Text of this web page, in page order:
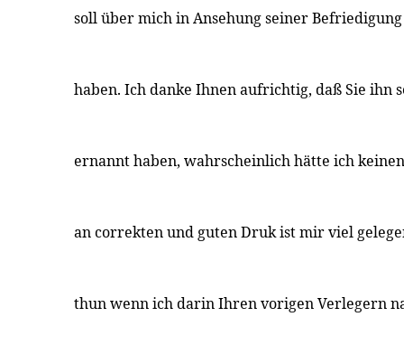
soll über mich in Ansehung seiner
haben. Ich danke Ihnen aufrichtig, daß Sie ihn
ernannt haben, wahrscheinlich hätte ich
an correkten und guten Druk ist mir viel
thun wenn ich darin Ihren vorigen Verlegern